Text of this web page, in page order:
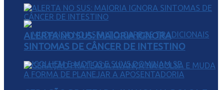
ALERTA NO SUS: MAIORIA IGNORA
SINTOMAS DE CÂNCER DE INTESTINO